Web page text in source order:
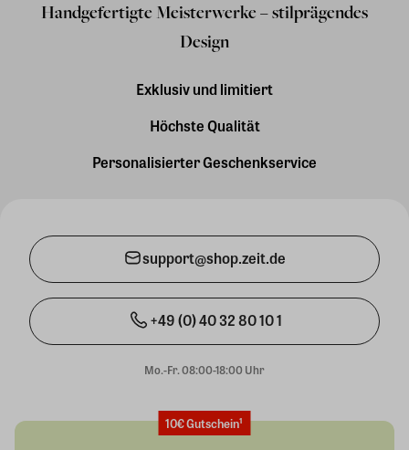
Handgefertigte Meisterwerke – stilprägendes
Design
Exklusiv und limitiert
Höchste Qualität
Personalisierter Geschenkservice
support@shop.zeit.de
+49 (0) 40 32 80 10 1
Mo.-Fr. 08:00-18:00 Uhr
10€ Gutschein¹